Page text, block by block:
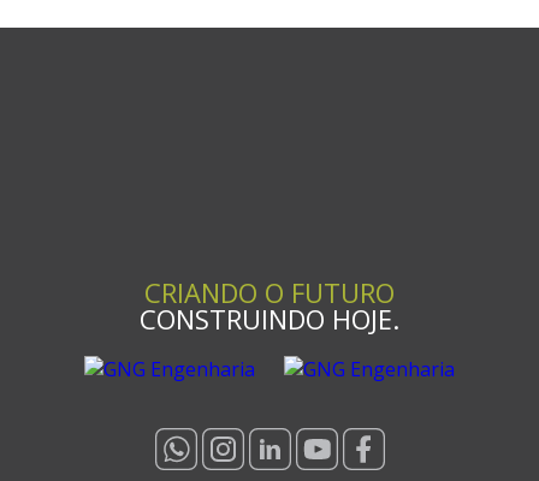
CRIANDO O FUTURO
CONSTRUINDO HOJE.